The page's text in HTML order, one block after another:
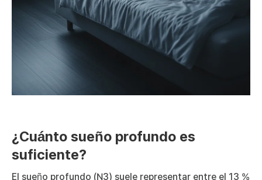
¿Cuánto sueño profundo es
suficiente?
El sueño profundo (N3) suele representar entre el 13 %